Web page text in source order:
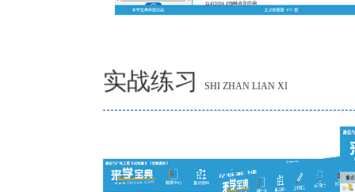
实战练习 SHI ZHAN LIAN XI